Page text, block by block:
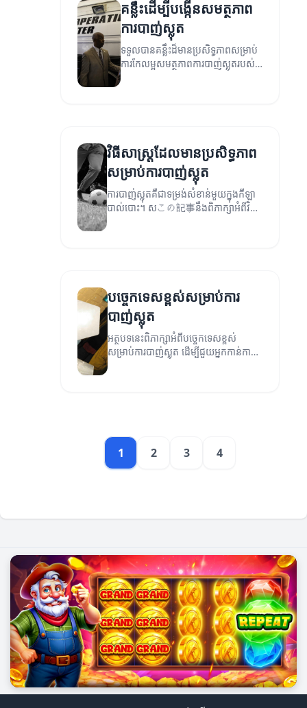
គន្លឹះដើម្បីបង្កើនសមត្ថភាព
ការបាញ់ស្លុត
ទទួលបានគន្លឹះដ៏មានប្រសិទ្ធភាពសម្រាប់
ការកែលម្អសមត្ថភាពការបាញ់ស្លុតរបស់
អ្នក។
វិធីសាស្ត្រដែលមានប្រសិទ្ធភាព
សម្រាប់ការបាញ់ស្លុត
ការបាញ់ស្លុតគឺជាទម្រង់សំខាន់មួយក្នុងកីឡា
បាល់បោះ។ សこの記事នឹងពិភាក្សាអំពីវិធី
សាស្ត្រដែលមានប្រសិទ្ធភាពសម្រាប់ការបាញ់
បច្ចេកទេសខ្ពស់សម្រាប់ការ
បាញ់ស្លុត
អត្ថបទនេះពិភាក្សាអំពីបច្ចេកទេសខ្ពស់
សម្រាប់ការបាញ់ស្លុត ដើម្បីជួយអ្នកកាន់កាប់
និងប្រើប្រាស់ជំនាញរបស់អ្នកឲ្យមានអត្ថ
1 2 3 4